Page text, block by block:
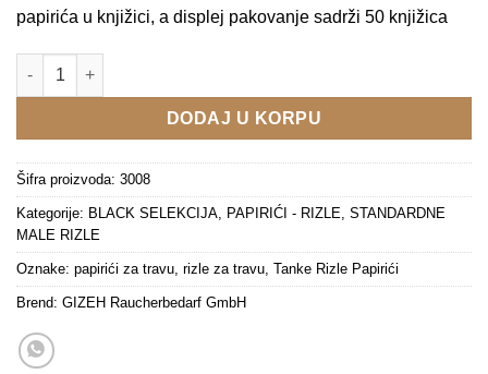
papirića u knjižici, a displej pakovanje sadrži 50 knjižica
BLACK EXTRA FINE 50 količina
DODAJ U KORPU
Šifra proizvoda: 3008
Kategorije: BLACK SELEKCIJA PAPIRIĆI - RIZLE STANDARDNE
MALE RIZLE
Oznake: papirići za travu rizle za travu Tanke Rizle Papirići
Brend: GIZEH Raucherbedarf GmbH